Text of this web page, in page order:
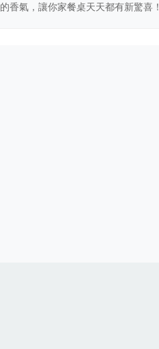
香氣，讓你家餐桌天天都有新驚喜！